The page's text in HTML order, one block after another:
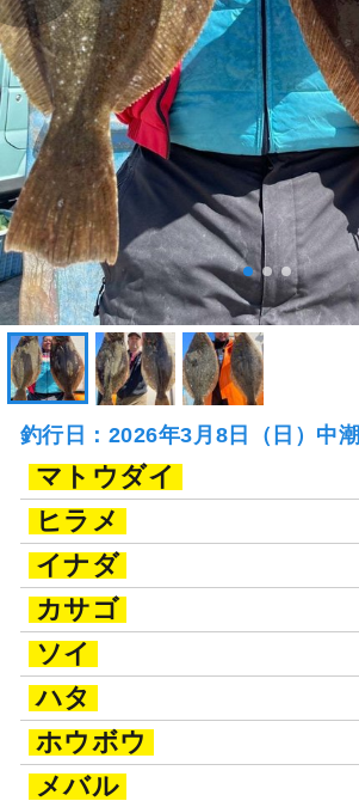
釣行日：2026年3月8日（日）中潮
マトウダイ
ヒラメ
イナダ
カサゴ
ソイ
ハタ
ホウボウ
メバル